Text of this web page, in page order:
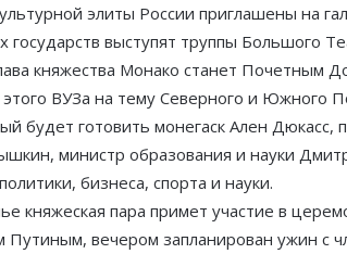
элиты России приглашены на
государств выступят труппы Большого
княжества Монако станет Почетным
ВУЗа на тему Северного и Южного
будет готовить монегаск Ален
министр образования и науки
бизнеса, спорта и науки.
княжеская пара примет участие в
Путиным, вечером запланирован ужин с